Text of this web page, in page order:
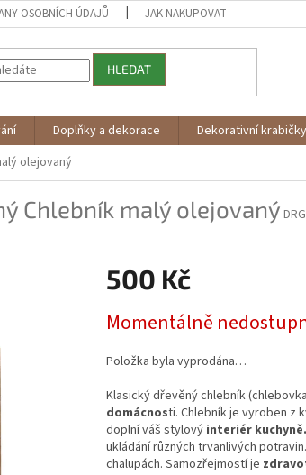
OSOBNÍCH ÚDAJŮ JAK NAKUPOVAT
HLEDAT
Doplňky a dekorace Dekorativní krabičky
olejovaný
Chlebník malý olejovaný
500 Kč
cena:
Momentálně
Položka byla vyprodána…
Klasický dřevěný chlebník
domácnosti. Chlebník je vyroben z
doplní váš stylový interiér kuchyně.
ukládání různých trvanlivých
chalupách. Samozřejmostí je